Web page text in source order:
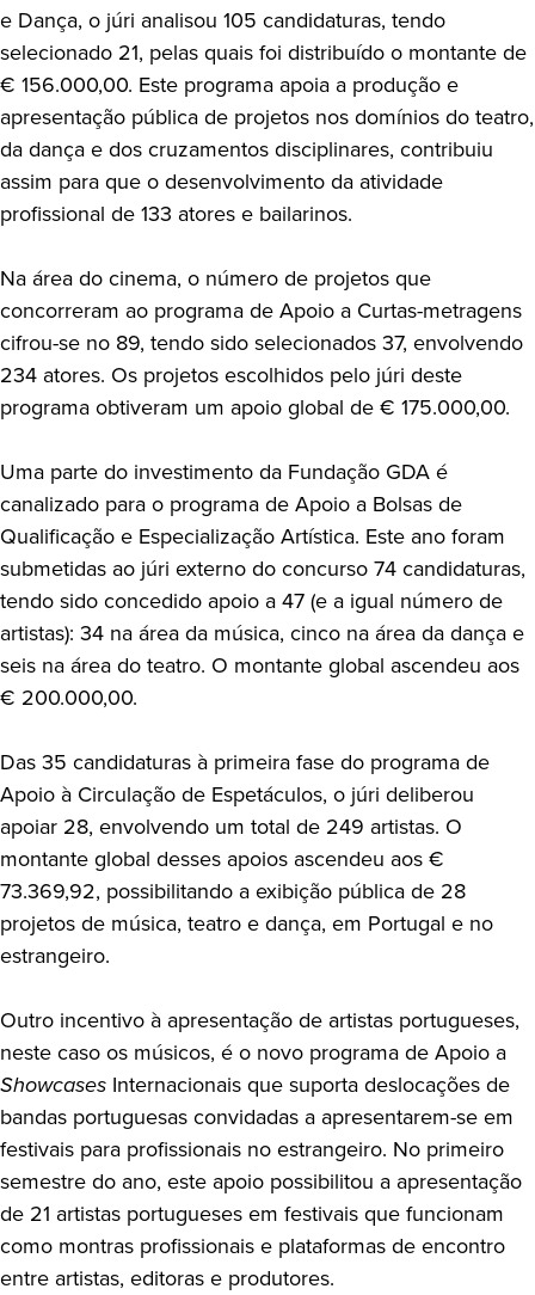
e Dança, o júri analisou 105 candidaturas, tendo
selecionado 21, pelas quais foi distribuído o montante de
€ 156.000,00. Este programa apoia a produção e
apresentação pública de projetos nos domínios do teatro,
da dança e dos cruzamentos disciplinares, contribuiu
assim para que o desenvolvimento da atividade
profissional de 133 atores e bailarinos.
Na área do cinema, o número de projetos que
concorreram ao programa de Apoio a Curtas-metragens
cifrou-se no 89, tendo sido selecionados 37, envolvendo
234 atores. Os projetos escolhidos pelo júri deste
programa obtiveram um apoio global de € 175.000,00.
Uma parte do investimento da Fundação GDA é
canalizado para o programa de Apoio a Bolsas de
Qualificação e Especialização Artística. Este ano foram
submetidas ao júri externo do concurso 74 candidaturas,
tendo sido concedido apoio a 47 (e a igual número de
artistas): 34 na área da música, cinco na área da dança e
seis na área do teatro. O montante global ascendeu aos
€ 200.000,00.
Das 35 candidaturas à primeira fase do programa de
Apoio à Circulação de Espetáculos, o júri deliberou
apoiar 28, envolvendo um total de 249 artistas. O
montante global desses apoios ascendeu aos €
73.369,92, possibilitando a exibição pública de 28
projetos de música, teatro e dança, em Portugal e no
estrangeiro.
Outro incentivo à apresentação de artistas portugueses,
neste caso os músicos, é o novo programa de Apoio a
Showcases Internacionais que suporta deslocações de
bandas portuguesas convidadas a apresentarem-se em
festivais para profissionais no estrangeiro. No primeiro
semestre do ano, este apoio possibilitou a apresentação
de 21 artistas portugueses em festivais que funcionam
como montras profissionais e plataformas de encontro
entre artistas, editoras e produtores.